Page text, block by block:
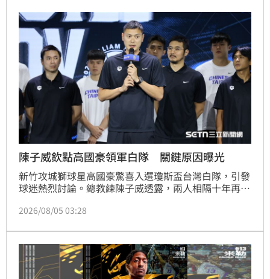
由其豐富經驗帶領年輕球員成長。
陳子威欽點高國豪領軍白隊 關鍵原因曝光
新竹攻城獅球星高國豪驚喜入選瓊斯盃台灣白隊，引發
球迷熱烈討論。總教練陳子威透露，兩人相隔十年再度
他展現出的高度參賽意願與職業素養所感動。集訓期
感染力帶動團隊氛圍。
2026/08/05 03:28